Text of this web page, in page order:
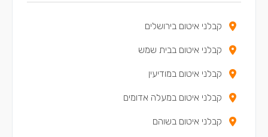
קבלני איטום בירושלים
קבלני איטום בבית שמש
קבלני איטום במודיעין
קבלני איטום במעלה אדומים
קבלני איטום בשוהם